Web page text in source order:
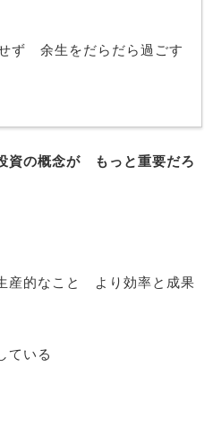
ず 余生をだらだら過ごす
の概念が もっと重要だろ
産的なこと より効率と成果
ている